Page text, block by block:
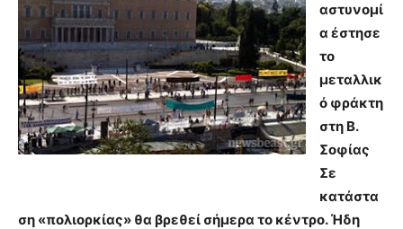
αστυνομί
α έστησε
το
μεταλλικ
ό φράκτη
στη Β.
Σοφίας
Σε
κατάστα
ση «πολιορκίας» θα βρεθεί σήμερα το κέντρο. Ήδη